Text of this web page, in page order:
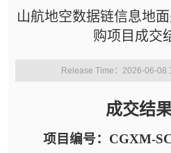
山航地空数据链信息地
购项目成交
Release Time：2026-06-08
成交结
项目编号：CGXM-